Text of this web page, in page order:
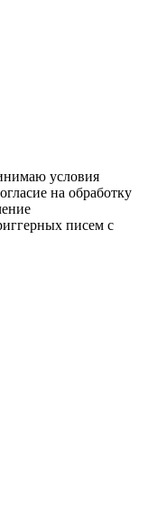
условия
на обработку
писем с